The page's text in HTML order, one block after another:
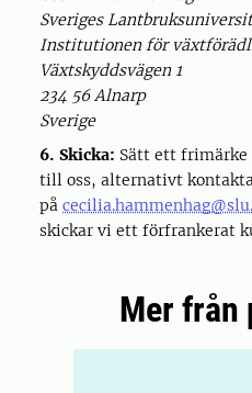
Sveriges
Institutionen för
Växtskyddsvägen 1
234 56 Alnarp
Sverige
6. Skicka: Sätt ett frimärke
till oss, alternativt
på
skickar vi ett förfrankerat
Mer från